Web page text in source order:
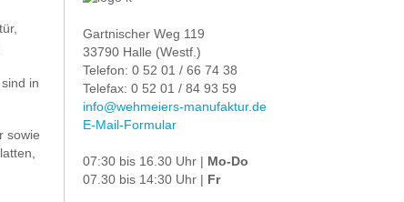
in
sowie
Gartnischer Weg 119
33790 Halle (Westf.)
Telefon: 0 52 01 / 66 74 38
Telefax: 0 52 01 / 84 93 59
info@wehmeiers-manufaktur.de
E-Mail-Formular
07:30 bis 16.30 Uhr | Mo-Do
07.30 bis 14:30 Uhr | Fr